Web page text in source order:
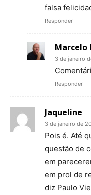
falsa
Responder
Marcelo
3 de janeiro
Responder
Jaqueline
3 de janeiro de
Pois é. Até
questão de
em
em prol de
diz Paulo